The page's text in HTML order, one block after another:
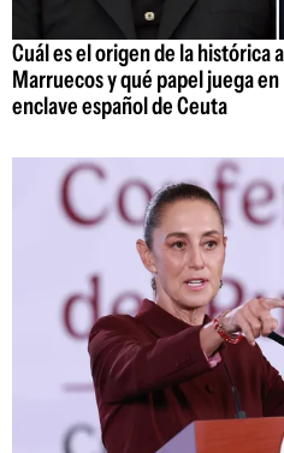
Cuál es el origen de la histórica
Marruecos y qué papel juega
enclave español de Ceuta